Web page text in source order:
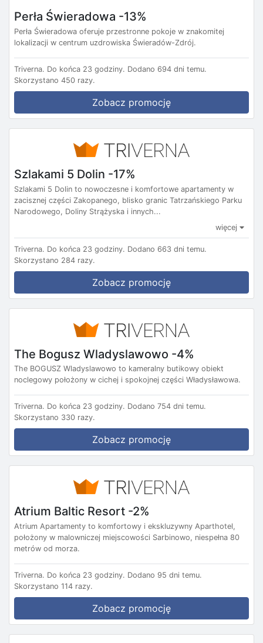
Perła Świeradowa -13%
Perła Świeradowa oferuje przestronne pokoje w znakomitej
lokalizacji w centrum uzdrowiska Świeradów-Zdrój.
Triverna. Do końca 23 godziny. Dodano 694 dni temu.
Skorzystano 450 razy.
Zobacz promocję
Szlakami 5 Dolin -17%
Szlakami 5 Dolin to nowoczesne i komfortowe apartamenty w
zacisznej części Zakopanego, blisko granic Tatrzańskiego Parku
Narodowego, Doliny Strążyska i innych...
więcej
Triverna. Do końca 23 godziny. Dodano 663 dni temu.
Skorzystano 284 razy.
Zobacz promocję
The Bogusz Wladyslawowo -4%
The BOGUSZ Wladyslawowo to kameralny butikowy obiekt
noclegowy położony w cichej i spokojnej części Władysławowa.
Triverna. Do końca 23 godziny. Dodano 754 dni temu.
Skorzystano 330 razy.
Zobacz promocję
Atrium Baltic Resort -2%
Atrium Apartamenty to komfortowy i ekskluzywny Aparthotel,
położony w malowniczej miejscowości Sarbinowo, niespełna 80
metrów od morza.
Triverna. Do końca 23 godziny. Dodano 95 dni temu.
Skorzystano 114 razy.
Zobacz promocję